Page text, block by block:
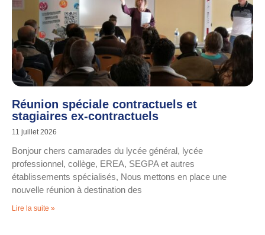
Réunion spéciale contractuels et
stagiaires ex-contractuels
11 juillet 2026
Bonjour chers camarades du lycée général, lycée
professionnel, collège, EREA, SEGPA et autres
établissements spécialisés, Nous mettons en place une
nouvelle réunion à destination des
Lire la suite »